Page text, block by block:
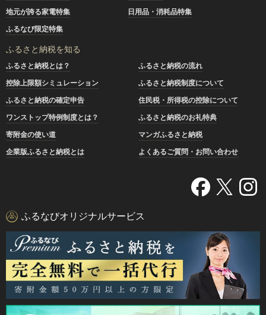
地元が誇る家電特集
日用品・消耗品特集
ふるなび限定特集
ふるさと納税を知る
ふるさと納税とは？
ふるさと納税の流れ
控除上限額シミュレーション
ふるさと納税制度について
ふるさと納税の確定申告
住民税・所得税の控除について
ワンストップ特例制度とは？
ふるさと納税のお礼特典
寄附金の使い道
マンガふるさと納税
企業版ふるさと納税とは
よくあるご質問・お問い合わせ
ふるなびオリジナルサービス